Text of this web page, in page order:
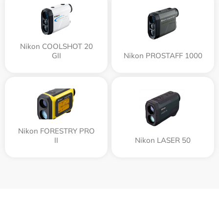
Nikon COOLSHOT 20
GII
Nikon PROSTAFF 1000
Nikon FORESTRY PRO
II
Nikon LASER 50